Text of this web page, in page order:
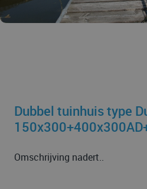
Dubbel tuinhuis type
Omschrijving nadert..